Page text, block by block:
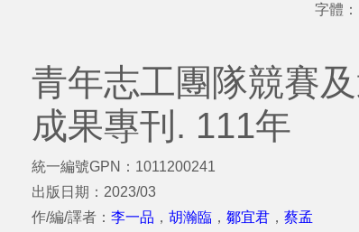
字體：
青年志工團隊競賽
成果專刊. 111年
統一編號GPN：1011200241
出版日期：2023/03
作/編/譯者： 李一品 ， 胡瀚臨 ， 鄒宜君 ， 蔡孟